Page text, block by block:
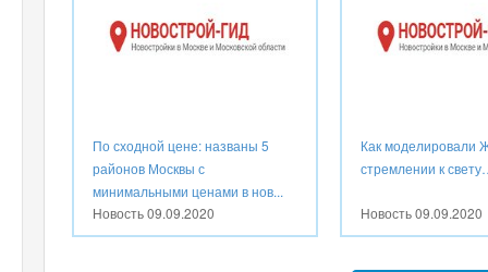
По сходной цене: названы 5
районов Москвы с
минимальными ценами в нов...
Новость09.09.2020
Как моделировали
стремлении к
Новость09.09.2020